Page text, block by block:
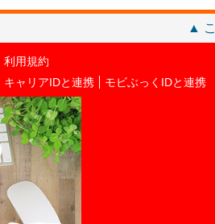
▲
利用規約
キャリアIDと連携 モビぶっくIDと連携